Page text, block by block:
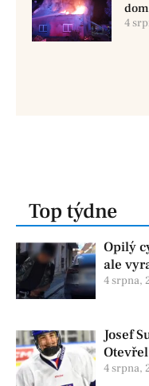
4
Top týdne
Opilý
ale
auta
4 srpna,
Josef
Hlinka
4 srpna,